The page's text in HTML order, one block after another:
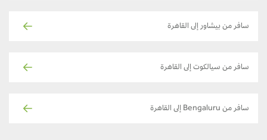
سافر من بيشاور إلى القاهرة
سافر من سيالكوت إلى القاهرة
سافر من Bengaluru إلى القاهرة